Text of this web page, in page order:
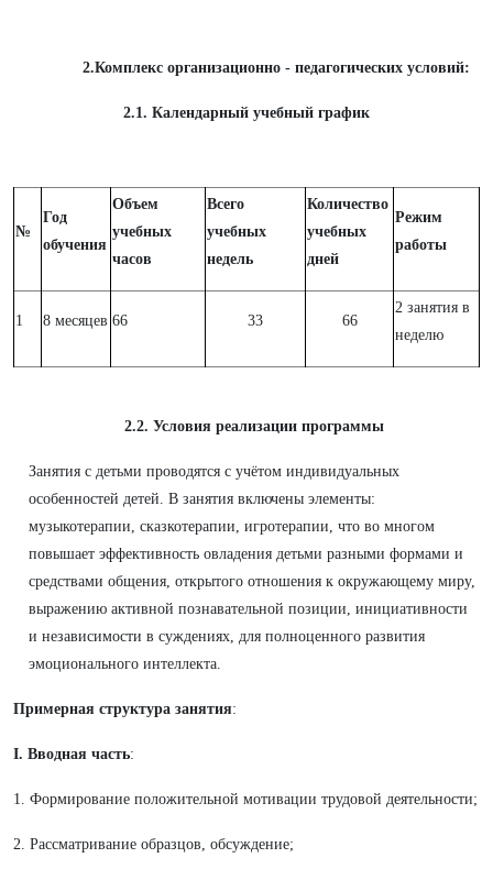
2.Комплекс организационно - педагогических условий:
2.1. Календарный учебный график
№
Год
обучения
Объем
учебных
часов
Всего
учебных
недель
Количество
учебных
дней
Режим
работы
1 8 месяцев 66 33 66
2 занятия в
неделю
2.2. Условия реализации программы
Занятия с детьми проводятся с учётом индивидуальных
особенностей детей. В занятия включены элементы:
музыкотерапии, сказкотерапии, игротерапии, что во многом
повышает эффективность овладения детьми разными формами и
средствами общения, открытого отношения к окружающему миру,
выражению активной познавательной позиции, инициативности
и независимости в суждениях, для полноценного развития
эмоционального интеллекта.
Примерная структура занятия:
I. Вводная часть:
1. Формирование положительной мотивации трудовой деятельности;
2. Рассматривание образцов, обсуждение;